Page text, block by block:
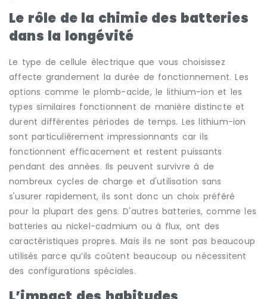
Le rôle de la chimie des batteries
dans la longévité
Le type de cellule électrique que vous choisissez
affecte grandement la durée de fonctionnement. Les
options comme le plomb-acide, le lithium-ion et les
types similaires fonctionnent de manière distincte et
durent différentes périodes de temps. Les lithium-ion
sont particulièrement impressionnants car ils
fonctionnent efficacement et restent puissants
pendant des années. Ils peuvent survivre à de
nombreux cycles de charge et d'utilisation sans
s'usurer rapidement, ils sont donc un choix préféré
pour la plupart des gens. D'autres batteries, comme les
batteries au nickel-cadmium ou à flux, ont des
caractéristiques propres. Mais ils ne sont pas beaucoup
utilisés parce qu’ils coûtent beaucoup ou nécessitent
des configurations spéciales.